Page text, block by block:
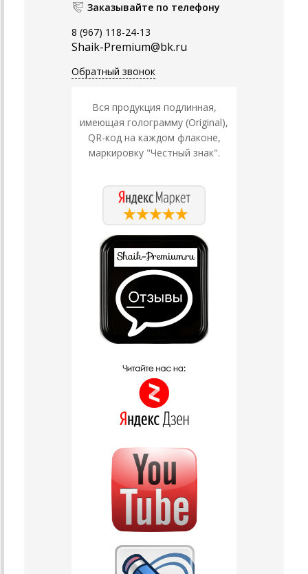
Заказывайте по телефону
8 (967) 118-24-13
Shaik-Premium@bk.ru
Обратный звонок
Вся продукция подлинная,
имеющая голограмму (Original),
QR-код на каждом флаконе,
маркировку "Честный знак".